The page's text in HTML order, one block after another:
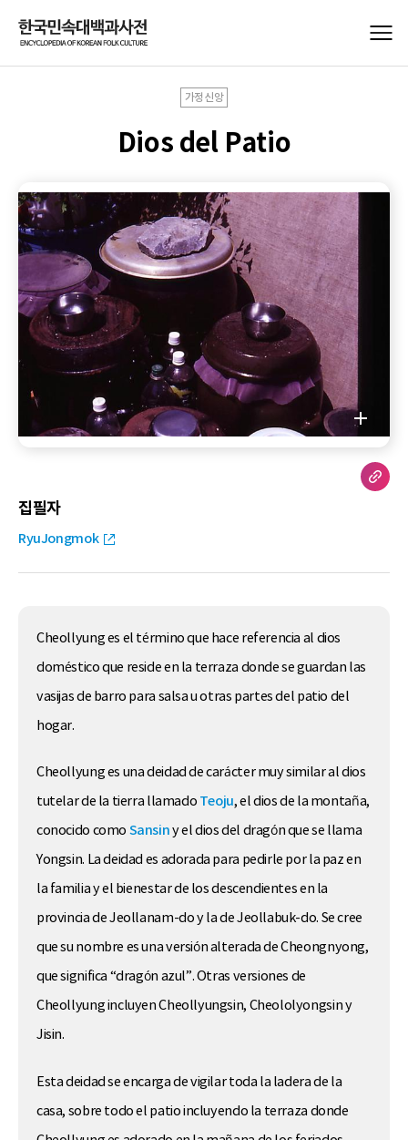
가정신앙
Dios del Patio
집필자
RyuJongmok
Cheollyung es el término que hace referencia al dios
doméstico que reside en la terraza donde se guardan las
vasijas de barro para salsa u otras partes del patio del
hogar.
Cheollyung es una deidad de carácter muy similar al dios
tutelar de la tierra llamado Teoju, el dios de la montaña,
conocido como Sansiny el dios del dragón que se llama
Yongsin. La deidad es adorada para pedirle por la paz en
la familia y el bienestar de los descendientes en la
provincia de Jeollanam-do y la de Jeollabuk-do. Se cree
que su nombre es una versión alterada de Cheongnyong,
que significa “dragón azul”. Otras versiones de
Cheollyung incluyen Cheollyungsin, Cheololyongsin y
Jisin.
Esta deidad se encarga de vigilar toda la ladera de la
casa, sobre todo el patio incluyendo la terraza donde